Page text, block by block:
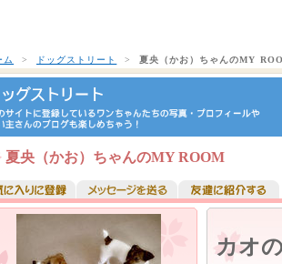
ム > ドッグストリート > 夏央（かお）ちゃんのMY
夏央（かお）ちゃんのMY ROOM
カオ